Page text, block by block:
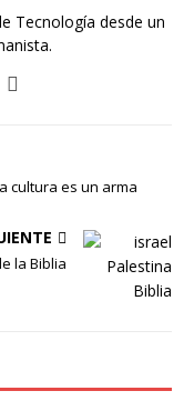
Tecnología desde un
cultura es un arma
la Biblia